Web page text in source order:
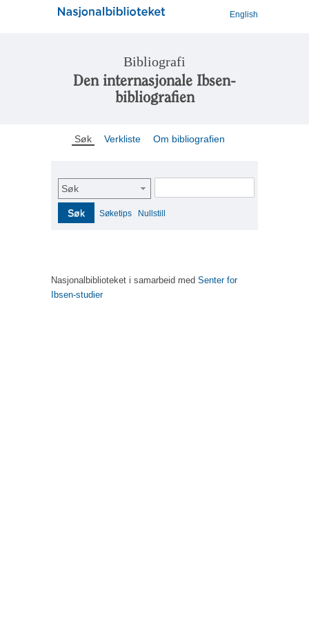
English
Bibliografi
Den internasjonale Ibsen-
bibliografien
Søk Verkliste Om bibliografien
Søk
Søk Søketips Nullstill
Nasjonalbiblioteket i samarbeid med Senter for
Ibsen-studier